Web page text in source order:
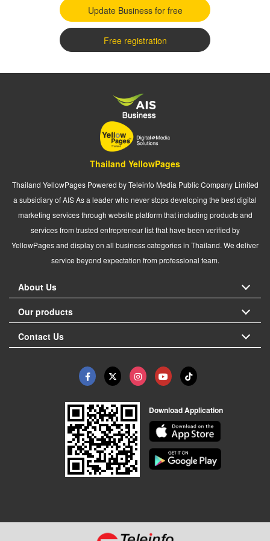
Update Business for free
Free registration
Thailand YellowPages
Thailand YellowPages Powered by Teleinfo Media Public Company Limited
a subsidiary of AIS As a leader who never stops developing the best digital
marketing services through website platform that including products and
services from trusted entrepreneur list that have been verified by
YellowPages and display on all business categories in Thailand. We deliver
service beyond expectation from professional team.
About Us
Our products
Contact Us
Download Application